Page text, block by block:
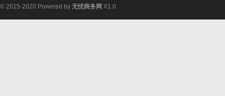
© 2015-2020 Powered by 无忧商务网 X1.0